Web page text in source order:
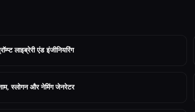
लाइब्रेरी एंड इंजीनियरिंग
स्लोगन और नेमिंग जेनरेटर